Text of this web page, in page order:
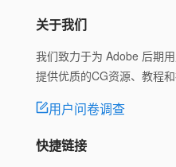
关于我们
我们致力于为 Adobe 后期
提供优质的CG资源、教程和
用户问卷调查
快捷链接